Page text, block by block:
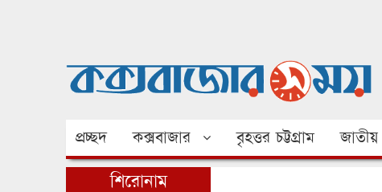
প্রচ্ছদ কক্সবাজার বৃহত্তর চট্টগ্রাম জাতীয়
শিরোনাম